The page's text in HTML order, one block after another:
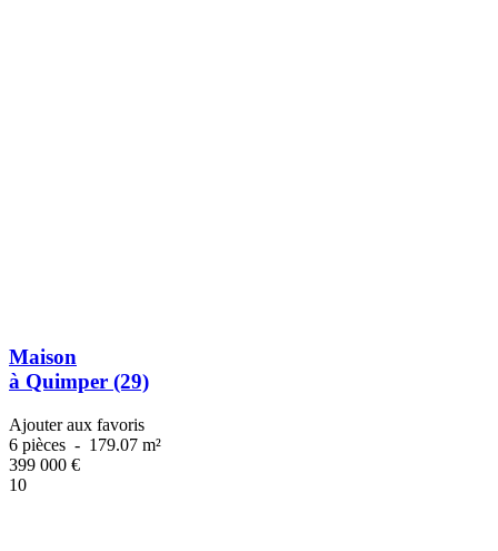
Maison
à Quimper (29)
Ajouter aux favoris
6 pièces - 179.07 m²
399 000 €
10